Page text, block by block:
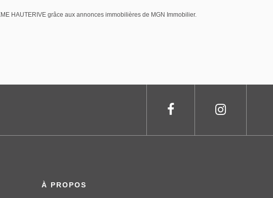
HAUTERIVE grâce aux annonces immobilières de MGN Immobilier.
À PROPOS